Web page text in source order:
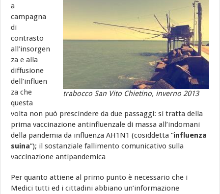
trabocco San Vito Chietino, inverno 2013
a
campagna
di
contrasto
all’insorgen
za e alla
diffusione
dell’influen
za che
questa
volta non può prescindere da due passaggi: si tratta della
prima vaccinazione antinfluenzale di massa all’indomani
della pandemia da influenza AH1N1 (cosiddetta “influenza
suina”); il sostanziale fallimento comunicativo sulla
vaccinazione antipandemica
Per quanto attiene al primo punto è necessario che i
Medici tutti ed i cittadini abbiano un’informazione